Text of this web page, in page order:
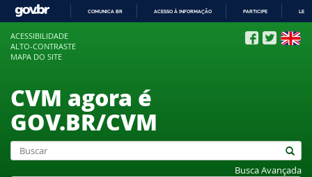
COMUNICA BR ACESSO À INFORMAÇÃO PARTICIPE
ACESSIBILIDADE
ALTO-CONTRASTE
MAPA DO SITE
CVM agora é
GOV.BR/CVM
Busca Avançada